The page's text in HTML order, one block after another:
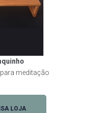
meditação
LOJA